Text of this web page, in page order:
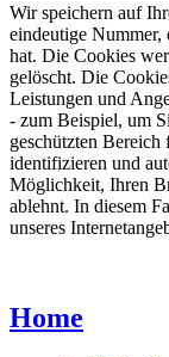
Wir speichern auf
eindeutige Nummer,
hat. Die Cookies
gelöscht. Die
Leistungen und
- zum Beispiel, um
geschützten Bereich
identifizieren und
Möglichkeit, Ihren
ablehnt. In diesem
unseres
Home